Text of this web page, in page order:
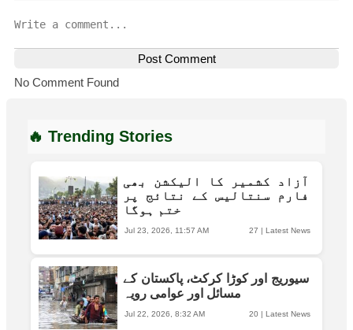
Post Comment
No Comment Found
🔥 Trending Stories
آزاد کشمیر کا الیکشن بھی
فارم سنتالیس کے نتائج پر
ختم ہوگا
27 | Latest News
Jul 23, 2026, 11:57 AM
سیوریج اور کوڑا کرکٹ، پاکستان کے
مسائل اور عوامی رویہ
20 | Latest News
Jul 22, 2026, 8:32 AM